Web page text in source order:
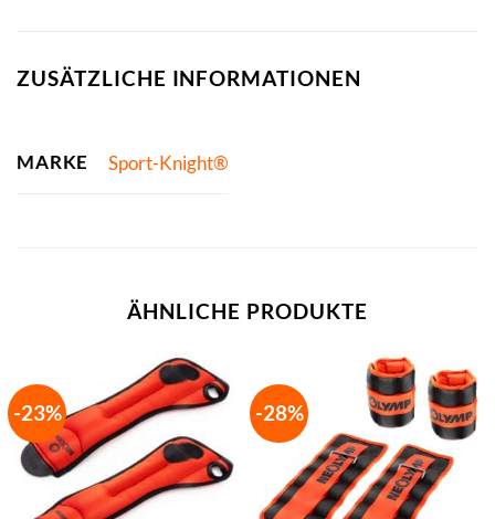
ZUSÄTZLICHE INFORMATIONEN
MARKE Sport-Knight®
ÄHNLICHE PRODUKTE
-23% -28%